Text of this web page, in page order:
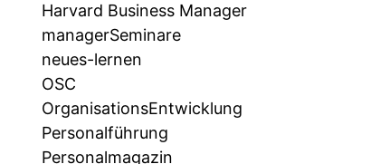
Harvard Business Manager
managerSeminare
neues-lernen
OSC
OrganisationsEntwicklung
Personalführung
Personalmagazin